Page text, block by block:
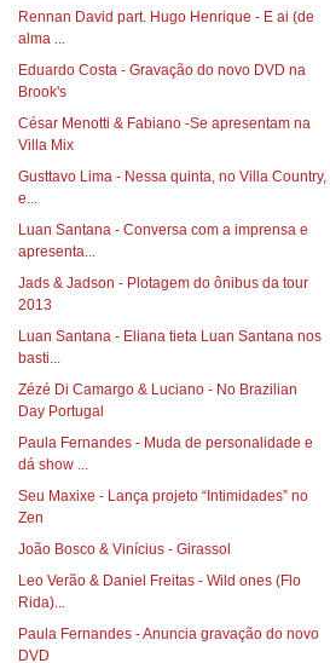
Rennan David part. Hugo Henrique - E ai (de
alma ...
Eduardo Costa - Gravação do novo DVD na
Brook's
César Menotti & Fabiano -Se apresentam na
Villa Mix
Gusttavo Lima - Nessa quinta, no Villa Country,
e...
Luan Santana - Conversa com a imprensa e
apresenta...
Jads & Jadson - Plotagem do ônibus da tour
2013
Luan Santana - Eliana tieta Luan Santana nos
basti...
Zézé Di Camargo & Luciano - No Brazilian
Day Portugal
Paula Fernandes - Muda de personalidade e
dá show ...
Seu Maxixe - Lança projeto “Intimidades” no
Zen
João Bosco & Vinícius - Girassol
Leo Verão & Daniel Freitas - Wild ones (Flo
Rida)...
Paula Fernandes - Anuncia gravação do novo
DVD